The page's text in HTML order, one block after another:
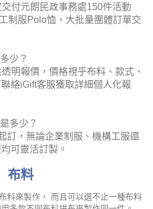
付元朗民政事務處150件活動
制服Polo恤，大批量團體訂單交
少？
明報價，價格視乎布料、款式、
絡iGift客服獲取詳細個人化報
多少？
訂，無論企業制服、機構工服還
可靈活訂製。
布料
料來製作， 而且可以選不止一種布料